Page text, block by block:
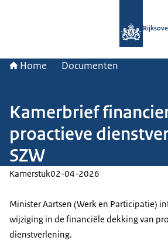
Home Documenten
Kamerbrief
proactieve
SZW
Kamerstuk02-04-2026
Minister Aartsen (Werk en Participatie)
wijziging in de financiële dekking van
dienstverlening.